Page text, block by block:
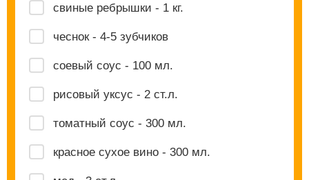
свиные ребрышки - 1 кг.
чеснок - 4-5 зубчиков
соевый соус - 100 мл.
рисовый уксус - 2 ст.л.
томатный соус - 300 мл.
красное сухое вино - 300 мл.